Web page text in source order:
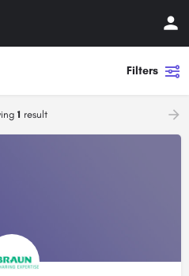
Filters
1 result